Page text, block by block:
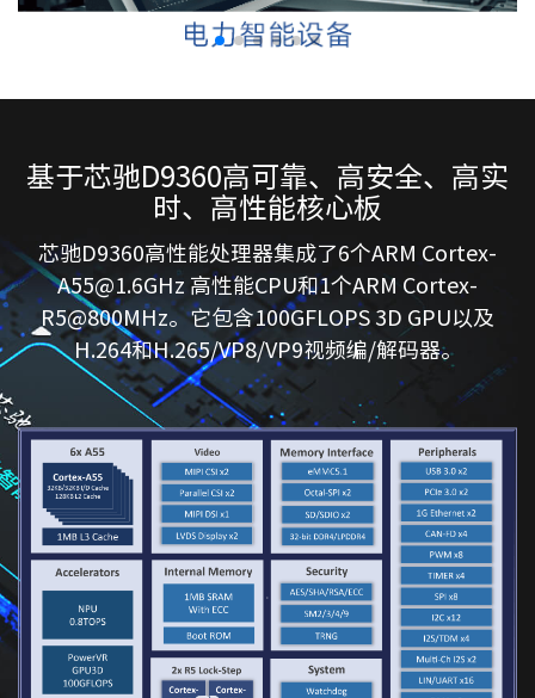
基于芯驰D9360高可靠、高安全、高实
时、高性能核心板
芯驰D9360高性能处理器集成了6个ARM Cortex-
A55@1.6GHz 高性能CPU和1个ARM Cortex-
R5@800MHz。它包含100GFLOPS 3D GPU以及
H.264和H.265/VP8/VP9视频编/解码器。